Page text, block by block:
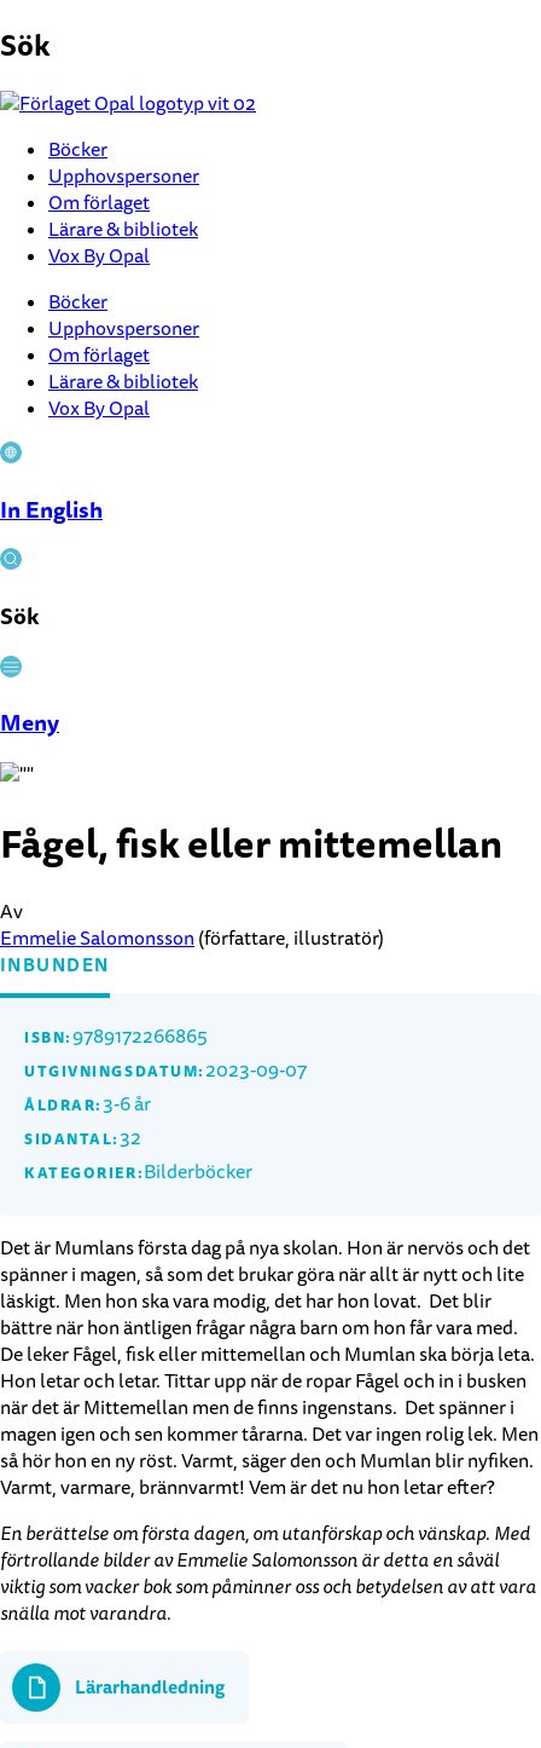
till
Sök
Böcker
Upphovspersoner
Om förlaget
Lärare & bibliotek
Vox By Opal
Böcker
Upphovspersoner
Om förlaget
Lärare & bibliotek
Vox By Opal
In English
Sök
Stäng
Meny
Fågel, fisk eller mittemellan
Av
Emmelie Salomonsson (författare, illustratör)
INBUNDEN
ISBN:9789172266865
UTGIVNINGSDATUM: 2023-09-07
ÅLDRAR:3-6 år
SIDANTAL:32
KATEGORIER:Bilderböcker
Det är Mumlans första dag på nya skolan. Hon är nervös och det
spänner i magen, så som det brukar göra när allt är nytt och lite
läskigt. Men hon ska vara modig, det har hon lovat. Det blir
bättre när hon äntligen frågar några barn om hon får vara med.
De leker Fågel, fisk eller mittemellan och Mumlan ska börja leta.
Hon letar och letar. Tittar upp när de ropar Fågel och in i busken
när det är Mittemellan men de finns ingenstans. Det spänner i
magen igen och sen kommer tårarna. Det var ingen rolig lek. Men
så hör hon en ny röst. Varmt, säger den och Mumlan blir nyfiken.
Varmt, varmare, brännvarmt! Vem är det nu hon letar efter?
En berättelse om första dagen, om utanförskap och vänskap. Med
förtrollande bilder av Emmelie Salomonsson är detta en såväl
viktig som vacker bok som påminner oss och betydelsen av att vara
snälla mot varandra.
Lärarhandledning